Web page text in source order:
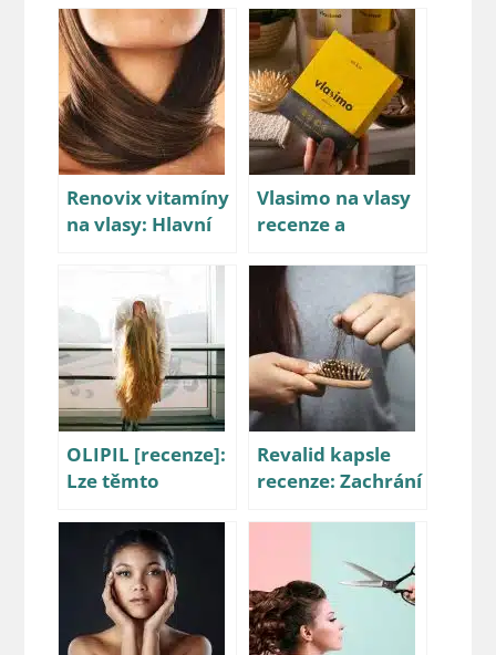
Renovix vitamíny
na vlasy: Hlavní
Vlasimo na vlasy
recenze a
Pomůže?
OLIPIL [recenze]:
Lze těmto
vlasy důvěřovat?
Revalid kapsle
recenze: Zachrání